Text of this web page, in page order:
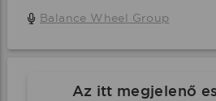
Balance Wheel Group
Az itt megjelenő